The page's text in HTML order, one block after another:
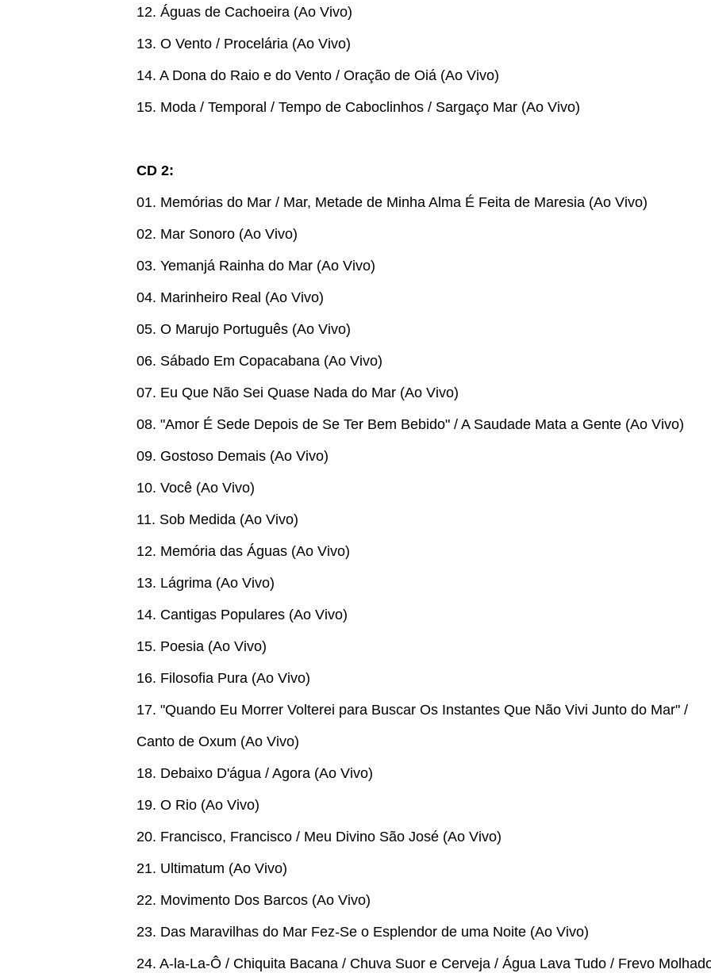
12. Águas de Cachoeira (Ao Vivo)
13. O Vento / Procelária (Ao Vivo)
14. A Dona do Raio e do Vento / Oração de Oiá (Ao Vivo)
15. Moda / Temporal / Tempo de Caboclinhos / Sargaço Mar (Ao Vivo)
CD 2:
01. Memórias do Mar / Mar, Metade de Minha Alma É Feita de Maresia (Ao Vivo)
02. Mar Sonoro (Ao Vivo)
03. Yemanjá Rainha do Mar (Ao Vivo)
04. Marinheiro Real (Ao Vivo)
05. O Marujo Português (Ao Vivo)
06. Sábado Em Copacabana (Ao Vivo)
07. Eu Que Não Sei Quase Nada do Mar (Ao Vivo)
08. "Amor É Sede Depois de Se Ter Bem Bebido" / A Saudade Mata a Gente (Ao Vivo)
09. Gostoso Demais (Ao Vivo)
10. Você (Ao Vivo)
11. Sob Medida (Ao Vivo)
12. Memória das Águas (Ao Vivo)
13. Lágrima (Ao Vivo)
14. Cantigas Populares (Ao Vivo)
15. Poesia (Ao Vivo)
16. Filosofia Pura (Ao Vivo)
17. "Quando Eu Morrer Volterei para Buscar Os Instantes Que Não Vivi Junto do Mar" /
Canto de Oxum (Ao Vivo)
18. Debaixo D'água / Agora (Ao Vivo)
19. O Rio (Ao Vivo)
20. Francisco, Francisco / Meu Divino São José (Ao Vivo)
21. Ultimatum (Ao Vivo)
22. Movimento Dos Barcos (Ao Vivo)
23. Das Maravilhas do Mar Fez-Se o Esplendor de uma Noite (Ao Vivo)
24. A-la-La-Ô / Chiquita Bacana / Chuva Suor e Cerveja / Água Lava Tudo / Frevo